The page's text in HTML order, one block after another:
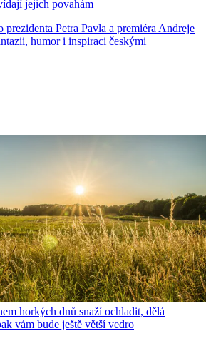
jejich povahám
prezidenta Petra Pavla a premiéra Andreje
humor i inspiraci českými
horkých dnů snaží ochladit, dělá
vám bude ještě větší vedro